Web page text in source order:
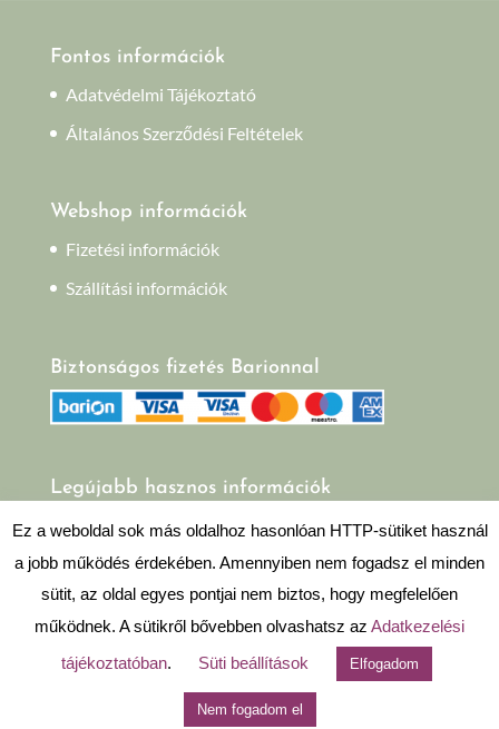
Fontos információk
Adatvédelmi Tájékoztató
Általános Szerződési Feltételek
Webshop információk
Fizetési információk
Szállítási információk
Biztonságos fizetés Barionnal
Legújabb hasznos információk
Mindennapi mérgeink
Design és sitebuild:Mira Webdesign Studio
Ez a weboldal sok más oldalhoz hasonlóan HTTP-sütiket használ
a jobb működés érdekében. Amennyiben nem fogadsz el minden
sütit, az oldal egyes pontjai nem biztos, hogy megfelelően
működnek. A sütikről bővebben olvashatsz az Adatkezelési
tájékoztatóban. Süti beállítások Elfogadom
Nem fogadom el